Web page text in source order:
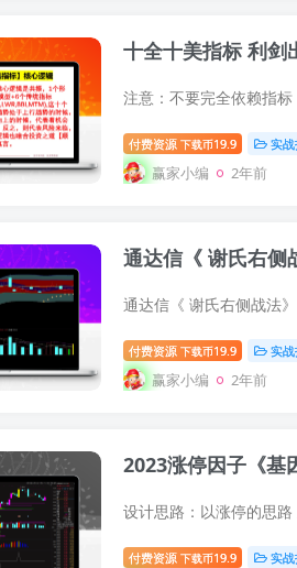
十全十美指标 利剑
注意：不要完全依赖指
付费资源 下载币19.9 实
赢家小编 2年前
付费资源 下载币19.9 实
赢家小编 2年前
2023涨停因子《基
付费资源 下载币19.9 实